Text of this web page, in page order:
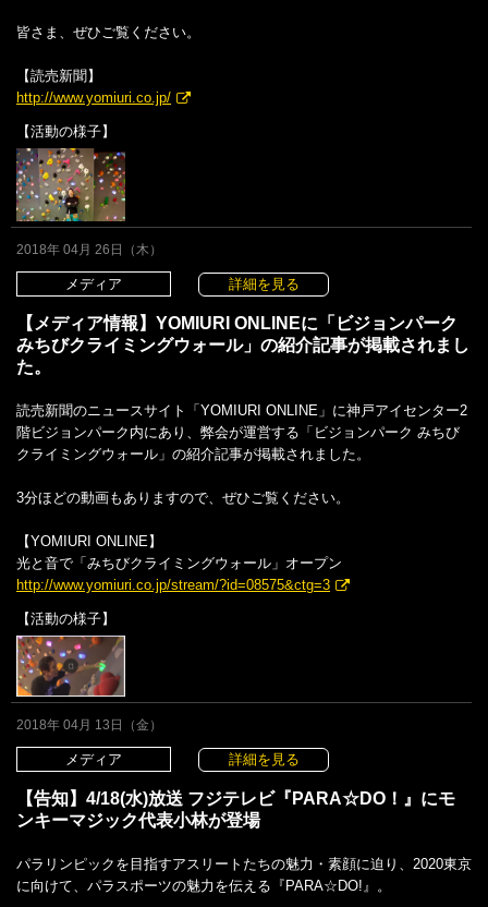
皆さま、ぜひご覧ください。
【読売新聞】
http://www.yomiuri.co.jp/
【活動の様子】
2018年 04月 26日（木）
メディア 詳細を見る
【メディア情報】YOMIURI ONLINEに「ビジョンパーク
みちびクライミングウォール」の紹介記事が掲載されまし
た。
読売新聞のニュースサイト「YOMIURI ONLINE」に神戸アイセンター2
階ビジョンパーク内にあり、弊会が運営する「ビジョンパーク みちび
クライミングウォール」の紹介記事が掲載されました。
3分ほどの動画もありますので、ぜひご覧ください。
【YOMIURI ONLINE】
光と音で「みちびクライミングウォール」オープン
http://www.yomiuri.co.jp/stream/?id=08575&ctg=3
【活動の様子】
2018年 04月 13日（金）
メディア 詳細を見る
【告知】4/18(水)放送 フジテレビ『PARA☆DO！』にモ
ンキーマジック代表小林が登場
パラリンピックを目指すアスリートたちの魅力・素顔に迫り、2020東京
に向けて、パラスポーツの魅力を伝える『PARA☆DO!』。